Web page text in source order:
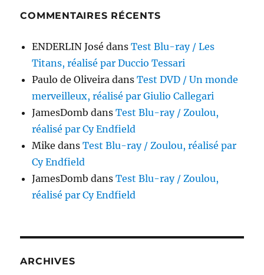
COMMENTAIRES RÉCENTS
ENDERLIN José dansTest Blu-ray / Les
Titans, réalisé par Duccio Tessari
Paulo de Oliveira dansTest DVD / Un monde
merveilleux, réalisé par Giulio Callegari
JamesDomb dansTest Blu-ray / Zoulou,
réalisé par Cy Endfield
Mike dansTest Blu-ray / Zoulou, réalisé par
Cy Endfield
JamesDomb dansTest Blu-ray / Zoulou,
réalisé par Cy Endfield
ARCHIVES